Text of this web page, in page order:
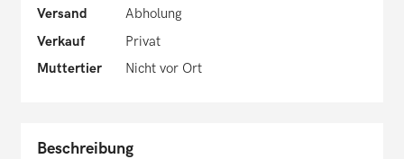
Versand
Abholung
Verkauf
Privat
Muttertier
Nicht vor Ort
Beschreibung